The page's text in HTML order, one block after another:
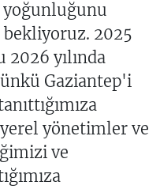
bekliyoruz. 2025
yılında
Gaziantep'i
yönetimler ve
ve